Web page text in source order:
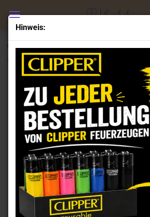
Hinweis:
Clipper Feuerzeuge Set Trouble Mascots
(Art.Nr.:CL100054)